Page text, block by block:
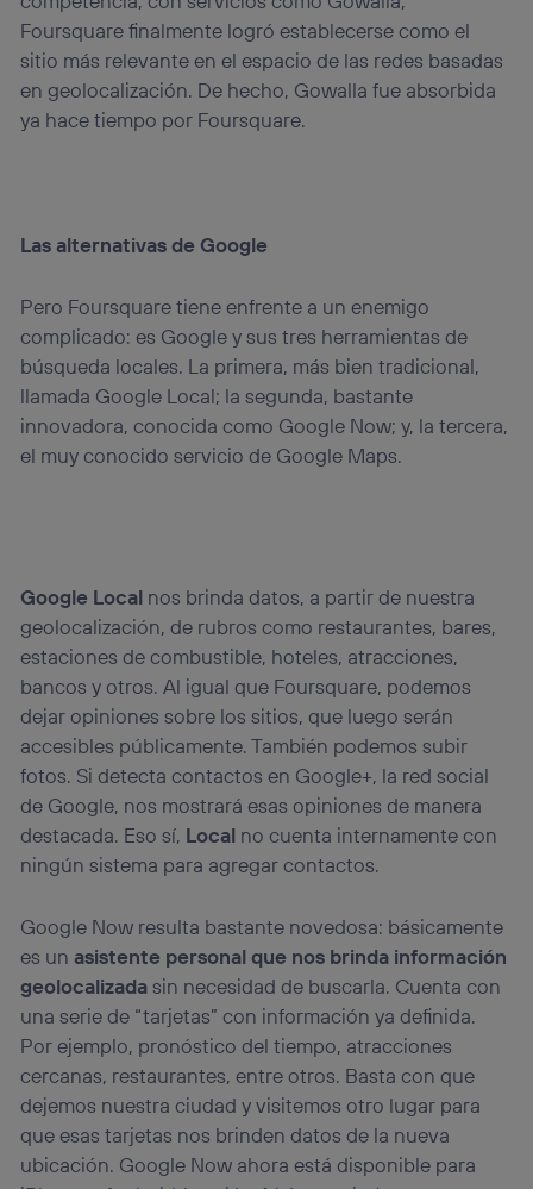
Foursquare finalmente logró establecerse como el
sitio más relevante en el espacio de las redes basadas
en geolocalización. De hecho, Gowalla fue absorbida
ya hace tiempo por Foursquare.
Las alternativas de Google
Pero Foursquare tiene enfrente a un enemigo
complicado: es Google y sus tres herramientas de
búsqueda locales. La primera, más bien tradicional,
llamada Google Local; la segunda, bastante
innovadora, conocida como Google Now; y, la tercera,
el muy conocido servicio de Google Maps.
Google Local nos brinda datos, a partir de nuestra
geolocalización, de rubros como restaurantes, bares,
estaciones de combustible, hoteles, atracciones,
bancos y otros. Al igual que Foursquare, podemos
dejar opiniones sobre los sitios, que luego serán
accesibles públicamente. También podemos subir
fotos. Si detecta contactos en Google+, la red social
de Google, nos mostrará esas opiniones de manera
destacada. Eso sí, Local no cuenta internamente con
ningún sistema para agregar contactos.
Google Now resulta bastante novedosa: básicamente
es un asistente personal que nos brinda información
geolocalizadasin necesidad de buscarla. Cuenta con
una serie de “tarjetas” con información ya definida.
Por ejemplo, pronóstico del tiempo, atracciones
cercanas, restaurantes, entre otros. Basta con que
dejemos nuestra ciudad y visitemos otro lugar para
que esas tarjetas nos brinden datos de la nueva
ubicación. Google Now ahora está disponible para